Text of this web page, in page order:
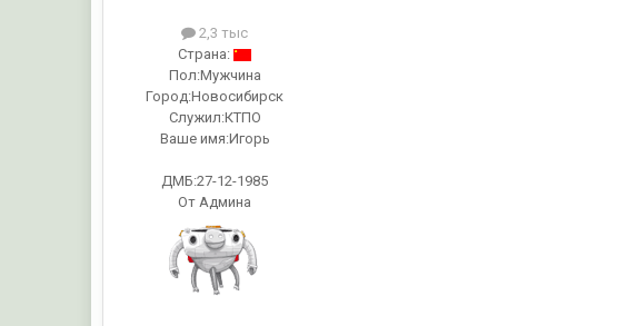
2,3 тыс
Страна:
Пол:Мужчина
Город:Новосибирск
Служил:КТПО
Ваше имя:Игорь
ДМБ:27-12-1985
От Админа